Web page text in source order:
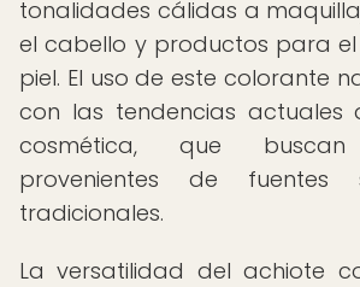
tonalidades cálidas a
el cabello y productos para
piel. El uso de este colorante
con las tendencias actuales
cosmética, que buscan
provenientes de fuentes
tradicionales.
La versatilidad del achiote